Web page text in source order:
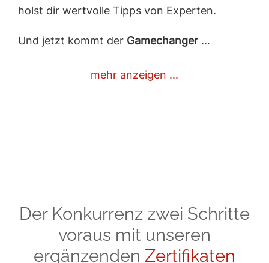
holst dir wertvolle Tipps von Experten.
Und jetzt kommt der Gamechanger…
mehr anzeigen ...
Der Konkurrenz zwei Schritte
voraus mit unseren
ergänzenden Zertifikaten